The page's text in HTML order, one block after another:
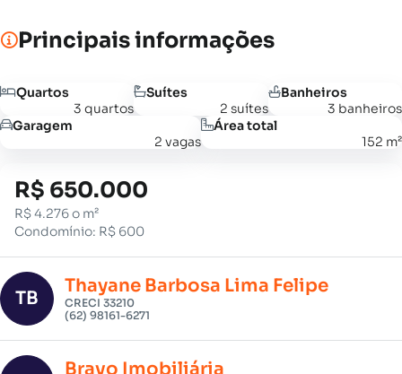
Principais informações
Quartos
3 quartos
Suítes
2 suítes
Banheiros
3 banheiros
Garagem
2 vagas
Área total
152 m²
R$ 650.000
R$ 4.276 o m²
Condomínio: R$ 600
TB
Thayane Barbosa Lima Felipe
CRECI 33210
(62) 98161-6271
Bravo Imobiliária